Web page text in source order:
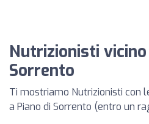
Nutrizionisti vicino
Sorrento
Ti mostriamo Nutrizionisti con
a Piano di Sorrento (entro un